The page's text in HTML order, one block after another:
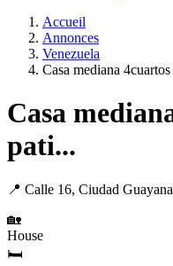
Accueil
Annonces
Venezuela
Casa mediana
Casa
pati...
📍 Calle 16, Ciudad
🏡
House
🛏